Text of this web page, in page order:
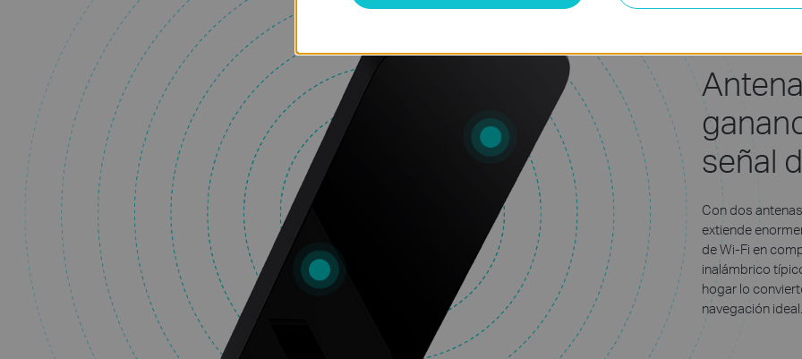
señal
Con dos
extiende
de Wi-Fi en
inalámbrico
hogar lo
navegación ideal.